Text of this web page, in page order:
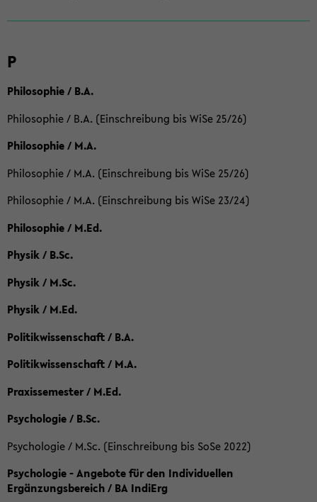
P
Philosophie / B.A.
Philosophie / B.A. (Einschreibung bis WiSe 25/26)
Philosophie / M.A.
Philosophie / M.A. (Einschreibung bis WiSe 25/26)
Philosophie / M.A. (Einschreibung bis WiSe 23/24)
Philosophie / M.Ed.
Physik / B.Sc.
Physik / M.Sc.
Physik / M.Ed.
Politikwissenschaft / B.A.
Politikwissenschaft / M.A.
Praxissemester / M.Ed.
Psychologie / B.Sc.
Psychologie / M.Sc. (Einschreibung bis SoSe 2022)
Psychologie - Angebote für den Individuellen
Ergänzungsbereich / BA IndiErg